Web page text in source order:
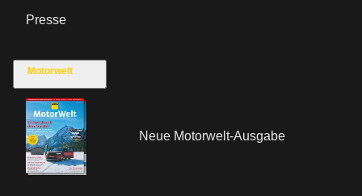
Presse
Motorwelt
Neue Motorwelt-Ausgabe